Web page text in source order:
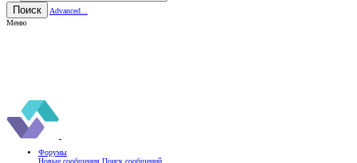
Поиск
Advanced...
Меню
Форумы